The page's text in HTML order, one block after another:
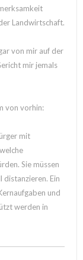
Landwirtschaft.
von mir auf der
mir jemals
von vorhin:
mit
Sie müssen
distanzieren. Ein
und
werden in